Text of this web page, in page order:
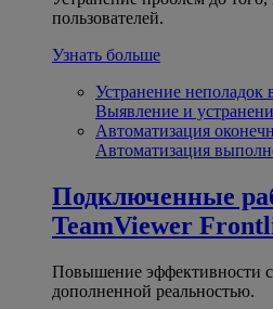
пользователей.
Узнать больше
Устранение неполадок
Выявление и
Автоматизация
Автоматизация
Подключенные
TeamViewer
Повышение эффективности
дополненной реальностью.